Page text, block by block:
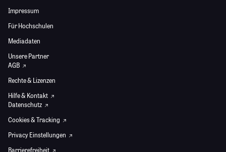
Impressum
Für Hochschulen
Mediadaten
Unsere Partner
AGB
Rechte & Lizenzen
Hilfe & Kontakt
Datenschutz
Cookies & Tracking
Privacy Einstellungen
Barrierefreiheit